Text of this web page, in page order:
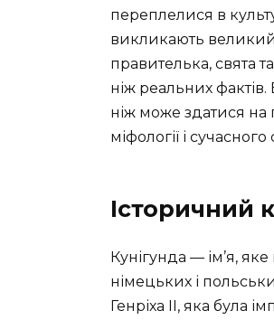
переплелися в
викликають великий
правителька, свята
ніж реальних фактів.
ніж може здатися на
міфології і сучасного
Історичний
Кунігунда — ім’я,
німецьких і
Генріха II, яка була